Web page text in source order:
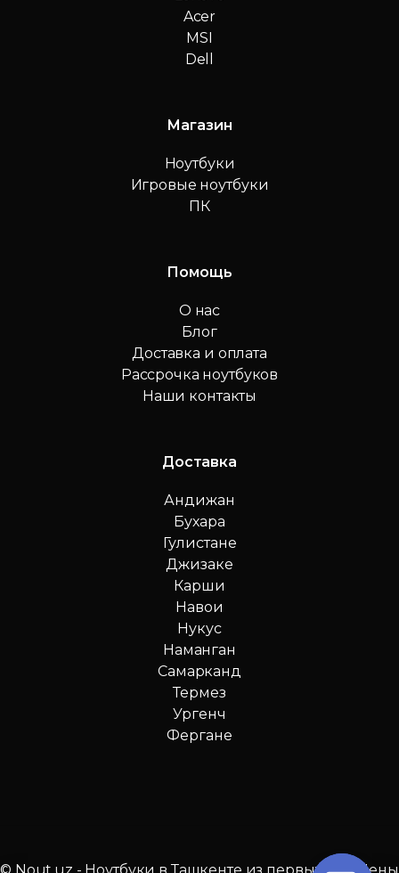
Acer
MSI
Dell
Магазин
Ноутбуки
Игровые ноутбуки
ПК
Помощь
О нас
Блог
Доставка и оплата
Рассрочка ноутбуков
Наши контакты
Доставка
Андижан
Бухара
Гулистане
Джизаке
Карши
Навои
Нукус
Наманган
Самарканд
Термез
Ургенч
Фергане